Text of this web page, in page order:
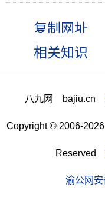
相关知识
八九网 bajiu.cn
Copyright © 2006-
Reserved
渝公网